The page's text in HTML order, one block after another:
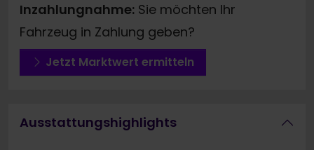
Inzahlungnahme: Sie möchten Ihr
Fahrzeug in Zahlung geben?
Jetzt Marktwert ermitteln
Ausstattungshighlights